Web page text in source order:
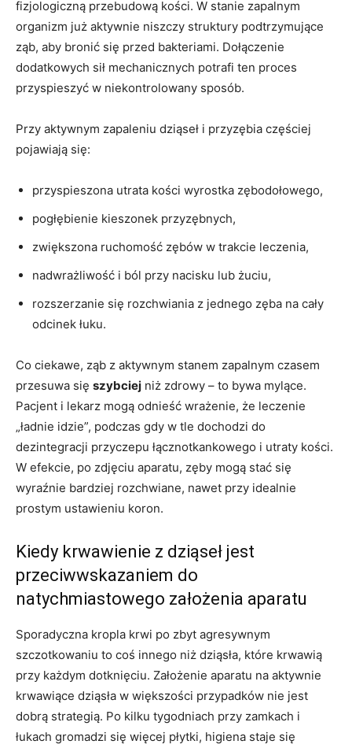
fizjologiczną przebudową kości. W stanie zapalnym
organizm już aktywnie niszczy struktury podtrzymujące
ząb, aby bronić się przed bakteriami. Dołączenie
dodatkowych sił mechanicznych potrafi ten proces
przyspieszyć w niekontrolowany sposób.
Przy aktywnym zapaleniu dziąseł i przyzębia częściej
pojawiają się:
przyspieszona utrata kości wyrostka zębodołowego,
pogłębienie kieszonek przyzębnych,
zwiększona ruchomość zębów w trakcie leczenia,
nadwrażliwość i ból przy nacisku lub żuciu,
rozszerzanie się rozchwiania z jednego zęba na cały
odcinek łuku.
Co ciekawe, ząb z aktywnym stanem zapalnym czasem
przesuwa się szybciej niż zdrowy – to bywa mylące.
Pacjent i lekarz mogą odnieść wrażenie, że leczenie
„ładnie idzie”, podczas gdy w tle dochodzi do
dezintegracji przyczepu łącznotkankowego i utraty kości.
W efekcie, po zdjęciu aparatu, zęby mogą stać się
wyraźnie bardziej rozchwiane, nawet przy idealnie
prostym ustawieniu koron.
Kiedy krwawienie z dziąseł jest
przeciwwskazaniem do
natychmiastowego założenia aparatu
Sporadyczna kropla krwi po zbyt agresywnym
szczotkowaniu to coś innego niż dziąsła, które krwawią
przy każdym dotknięciu. Założenie aparatu na aktywnie
krwawiące dziąsła w większości przypadków nie jest
dobrą strategią. Po kilku tygodniach przy zamkach i
łukach gromadzi się więcej płytki, higiena staje się